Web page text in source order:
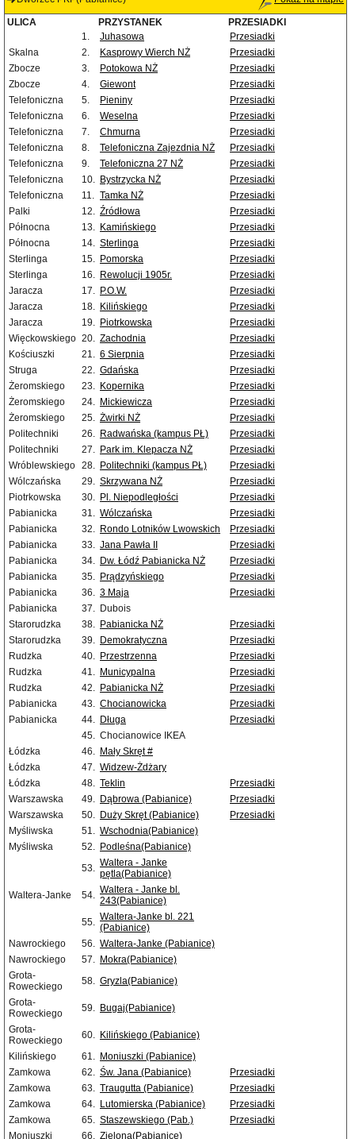
ULICA PRZYSTANEK
PRZESIADKI
1.
Juhasowa
Przesiadki
Skalna
2. Kasprowy Wierch NŻ
Przesiadki
Zbocze
3. Potokowa NŻ
Przesiadki
Zbocze
4. Giewont
Przesiadki
Telefoniczna
5. Pieniny
Przesiadki
Telefoniczna
6. Weselna
Przesiadki
Telefoniczna
7. Chmurna
Przesiadki
Telefoniczna
8. Telefoniczna Zajezdnia NŻ
Przesiadki
Telefoniczna
9. Telefoniczna 27 NŻ
Przesiadki
Telefoniczna
10. Bystrzycka NŻ
Przesiadki
Telefoniczna
11. Tamka NŻ
Przesiadki
Palki
12. Źródłowa
Przesiadki
Północna
13. Kamińskiego
Przesiadki
Północna
14. Sterlinga
Przesiadki
Sterlinga
15. Pomorska
Przesiadki
Sterlinga
16. Rewolucji 1905r.
Przesiadki
Jaracza
17. P.O.W.
Przesiadki
Jaracza
18. Kilińskiego
Przesiadki
Jaracza
19. Piotrkowska
Przesiadki
Więckowskiego 20. Zachodnia
Przesiadki
Kościuszki
21. 6 Sierpnia
Przesiadki
Struga
22. Gdańska
Przesiadki
Żeromskiego
23. Kopernika
Przesiadki
Żeromskiego
24. Mickiewicza
Przesiadki
Żeromskiego
25. Żwirki NŻ
Przesiadki
Politechniki
26. Radwańska (kampus PŁ)
Przesiadki
Politechniki
27. Park im. Klepacza NŻ
Przesiadki
Wróblewskiego 28. Politechniki (kampus PŁ)
Przesiadki
Wólczańska
29. Skrzywana NŻ
Przesiadki
Piotrkowska
30. Pl. Niepodległości
Przesiadki
Pabianicka
31. Wólczańska
Przesiadki
Pabianicka
32. Rondo Lotników Lwowskich
Przesiadki
Pabianicka
33. Jana Pawła II
Przesiadki
Pabianicka
34. Dw. Łódź Pabianicka NŻ
Przesiadki
Pabianicka
35. Prądzyńskiego
Przesiadki
Pabianicka
36. 3 Maja
Przesiadki
Pabianicka
37. Dubois
Starorudzka
38. Pabianicka NŻ
Przesiadki
Starorudzka
39. Demokratyczna
Przesiadki
Rudzka
40. Przestrzenna
Przesiadki
Rudzka
41. Municypalna
Przesiadki
Rudzka
42. Pabianicka NŻ
Przesiadki
Pabianicka
43. Chocianowicka
Przesiadki
Pabianicka
44. Długa
Przesiadki
45. Chocianowice IKEA
Łódzka
46. Mały Skręt #
Łódzka
47. Widzew-Żdżary
Łódzka
48. Teklin
Przesiadki
Warszawska
49. Dąbrowa (Pabianice)
Przesiadki
Warszawska
50. Duży Skręt (Pabianice)
Przesiadki
Myśliwska
51. Wschodnia(Pabianice)
Myśliwska
52. Podleśna(Pabianice)
53. Waltera - Janke
pętla(Pabianice)
Waltera-Janke
54. Waltera - Janke bl.
243(Pabianice)
55. Waltera-Janke bl. 221
(Pabianice)
Nawrockiego
56. Waltera-Janke (Pabianice)
Nawrockiego
57. Mokra(Pabianice)
Grota-
Roweckiego
58. Gryzla(Pabianice)
Grota-
Roweckiego
59. Bugaj(Pabianice)
Grota-
Roweckiego
60. Kilińskiego (Pabianice)
Kilińskiego
61. Moniuszki (Pabianice)
Zamkowa
62. Św. Jana (Pabianice)
Przesiadki
Zamkowa
63. Traugutta (Pabianice)
Przesiadki
Zamkowa
64. Lutomierska (Pabianice)
Przesiadki
Zamkowa
65. Staszewskiego (Pab.)
Przesiadki
Moniuszki
66. Zielona(Pabianice)